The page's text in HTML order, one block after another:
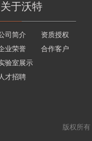
关于沃特
司简介
资质授权
业荣誉
合作客户
验室展示
才招聘
版权所